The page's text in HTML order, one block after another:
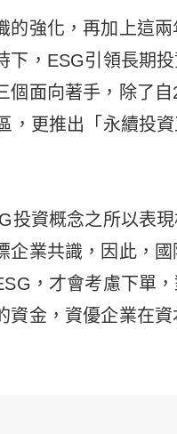
的強化，再加上這
下，ESG引領長期
個面向著手，除了
，更推出「永續投
投資概念之所以表
企業共識，因此，
，才會考慮下單
資金，資優企業在